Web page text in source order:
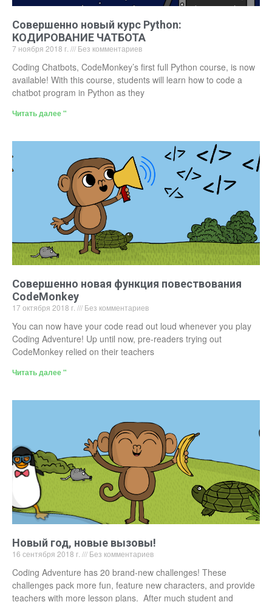
Совершенно новый курс Python:
КОДИРОВАНИЕ ЧАТБОТА
7 ноября 2018 г. Без комментариев
Coding Chatbots, CodeMonkey’s first full Python course, is now
available! With this course, students will learn how to code a
chatbot program in Python as they
Читать далее "
Совершенно новая функция повествования
CodeMonkey
17 октября 2018 г. Без комментариев
You can now have your code read out loud whenever you play
Coding Adventure! Up until now, pre-readers trying out
CodeMonkey relied on their teachers
Читать далее "
Новый год, новые вызовы!
16 сентября 2018 г. Без комментариев
Coding Adventure has 20 brand-new challenges! These
challenges pack more fun, feature new characters, and provide
teachers with more lesson plans. After much student and